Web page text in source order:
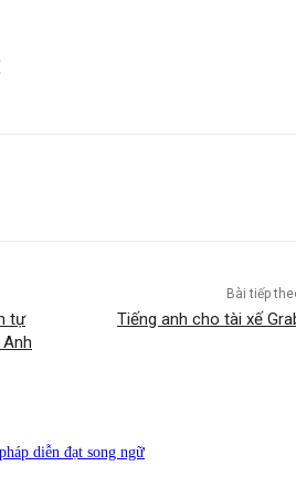
tự
Bài tiếp
Tiếng anh cho tài xế
diễn đạt song ngữ